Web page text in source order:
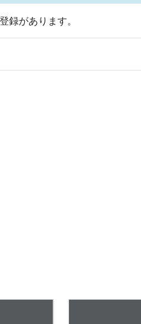
録があります。